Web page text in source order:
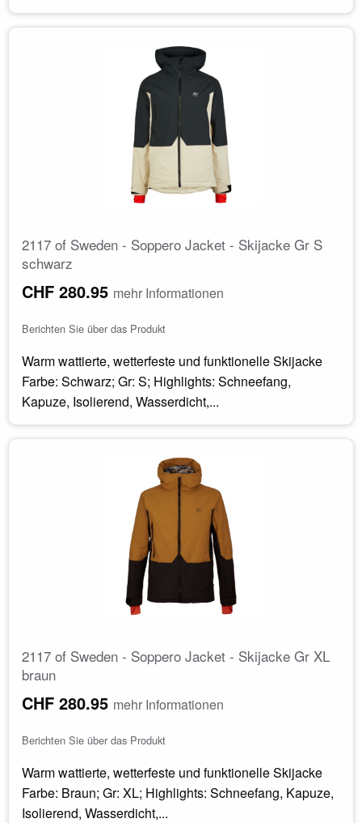
2117 of Sweden - Soppero Jacket - Skijacke Gr S
schwarz
CHF 280.95 mehr Informationen
Berichten Sie über das Produkt
Warm wattierte, wetterfeste und funktionelle Skijacke
Farbe: Schwarz; Gr: S; Highlights: Schneefang,
Kapuze, Isolierend, Wasserdicht,...
2117 of Sweden - Soppero Jacket - Skijacke Gr XL
braun
CHF 280.95 mehr Informationen
Berichten Sie über das Produkt
Warm wattierte, wetterfeste und funktionelle Skijacke
Farbe: Braun; Gr: XL; Highlights: Schneefang, Kapuze,
Isolierend, Wasserdicht,...